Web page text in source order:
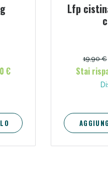
€
Lfp
19,90 €
Stai
Sconti fino